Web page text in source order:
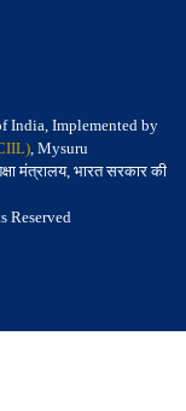
India, Implemented by
, Mysuru
मंत्रालय, भारत सरकार की
Reserved